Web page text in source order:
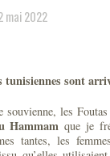
mai 2022
tunisiennes sont
souvienne, les
Hammam que je
tantes, les